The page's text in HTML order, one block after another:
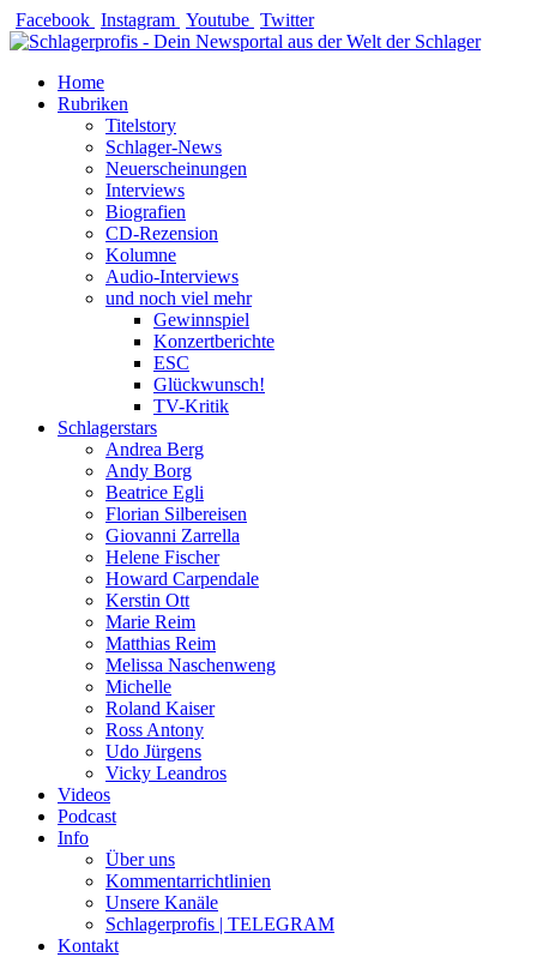
Zum
Inhalt
Facebook Instagram Youtube Twitter
Home
Rubriken
Titelstory
Schlager-News
Neuerscheinungen
Interviews
Biografien
CD-Rezension
Kolumne
Audio-Interviews
und noch viel mehr
Gewinnspiel
Konzertberichte
ESC
Glückwunsch!
TV-Kritik
Schlagerstars
Andrea Berg
Andy Borg
Beatrice Egli
Florian Silbereisen
Giovanni Zarrella
Helene Fischer
Howard Carpendale
Kerstin Ott
Marie Reim
Matthias Reim
Melissa Naschenweng
Michelle
Roland Kaiser
Ross Antony
Udo Jürgens
Vicky Leandros
Videos
Podcast
Info
Über uns
Kommentarrichtlinien
Unsere Kanäle
Schlagerprofis | TELEGRAM
Kontakt